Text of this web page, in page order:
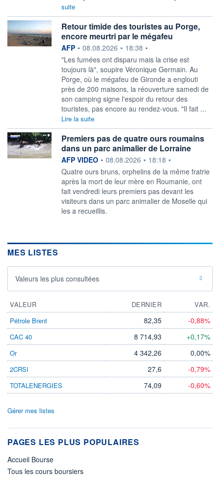
suite
Retour timide des touristes au Porge,
encore meurtri par le mégafeu
information fournie par
AFP • 08.08.2026 • 18:38 •
"Les fumées ont disparu mais la crise est
toujours là", soupire Véronique Germain. Au
Porge, où le mégafeu de Gironde a englouti
près de 200 maisons, la réouverture samedi de
son camping signe l'espoir du retour des
touristes, pas encore au rendez-vous. "Il fait ...
Lire la suite
Premiers pas de quatre ours roumains
dans un parc animalier de Lorraine
information fournie par
AFP VIDEO • 08.08.2026 • 18:18 •
Quatre ours bruns, orphelins de la même fratrie
après la mort de leur mère en Roumanie, ont
fait vendredi leurs premiers pas devant les
visiteurs dans un parc animalier de Moselle qui
les a recueillis.
MES LISTES
Valeurs les plus consultées
VALEUR DERNIER
VAR.
Pétrole Brent
82,35 -0,88%
CAC 40 8 714,93 +0,17%
Or 4 342,26 0,00%
2CRSI 27,6 -0,79%
TOTALENERGIES 74,09 -0,60%
Gérer mes listes
PAGES LES PLUS POPULAIRES
Accueil Bourse
Tous les cours boursiers